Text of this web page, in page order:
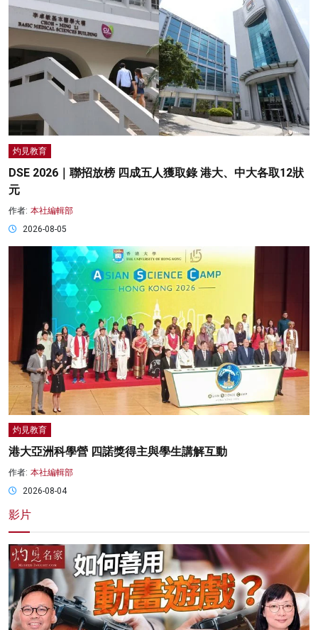
灼見教育
DSE 2026｜聯招放榜 四成五人獲取錄 港大、中大各取12狀
元
作者: 本社編輯部
2026-08-05
灼見教育
港大亞洲科學營 四諾獎得主與學生講解互動
作者: 本社編輯部
2026-08-04
影片